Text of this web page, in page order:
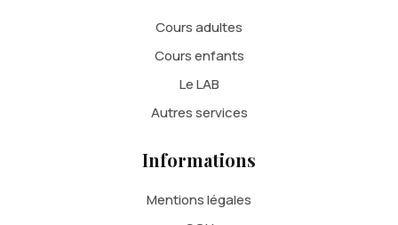
Cours adultes
Cours enfants
Le LAB
Autres services
Informations
Mentions légales